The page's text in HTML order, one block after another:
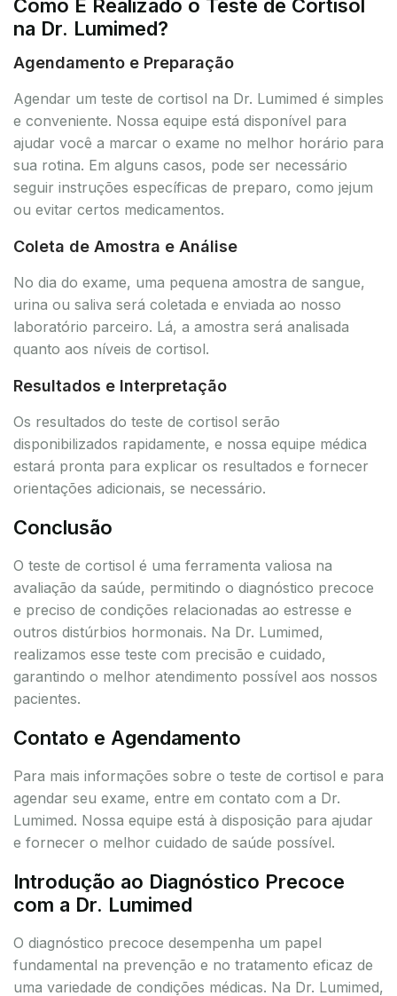
Como É Realizado o Teste de Cortisol
na Dr. Lumimed?
Agendamento e Preparação
Agendar um teste de cortisol na Dr. Lumimed é simples
e conveniente. Nossa equipe está disponível para
ajudar você a marcar o exame no melhor horário para
sua rotina. Em alguns casos, pode ser necessário
seguir instruções específicas de preparo, como jejum
ou evitar certos medicamentos.
Coleta de Amostra e Análise
No dia do exame, uma pequena amostra de sangue,
urina ou saliva será coletada e enviada ao nosso
laboratório parceiro. Lá, a amostra será analisada
quanto aos níveis de cortisol.
Resultados e Interpretação
Os resultados do teste de cortisol serão
disponibilizados rapidamente, e nossa equipe médica
estará pronta para explicar os resultados e fornecer
orientações adicionais, se necessário.
Conclusão
O teste de cortisol é uma ferramenta valiosa na
avaliação da saúde, permitindo o diagnóstico precoce
e preciso de condições relacionadas ao estresse e
outros distúrbios hormonais. Na Dr. Lumimed,
realizamos esse teste com precisão e cuidado,
garantindo o melhor atendimento possível aos nossos
pacientes.
Contato e Agendamento
Para mais informações sobre o teste de cortisol e para
agendar seu exame, entre em contato com a Dr.
Lumimed. Nossa equipe está à disposição para ajudar
e fornecer o melhor cuidado de saúde possível.
Introdução ao Diagnóstico Precoce
com a Dr. Lumimed
O diagnóstico precoce desempenha um papel
fundamental na prevenção e no tratamento eficaz de
uma variedade de condições médicas. Na Dr. Lumimed,